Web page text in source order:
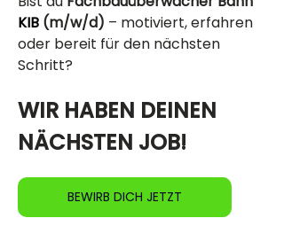
KIB (m/w/d) – motiviert, erfahren
oder bereit für den nächsten
Schritt?
WIR HABEN DEINEN
NÄCHSTEN JOB!
BEWIRB DICH JETZT